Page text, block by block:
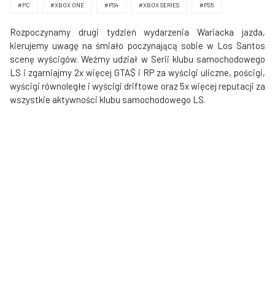
#PC #XBOX ONE #PS4 #XBOX SERIES #PS5
Rozpoczynamy drugi tydzień wydarzenia Wariacka jazda,
kierujemy uwagę na śmiało poczynającą sobie w Los Santos
scenę wyścigów. Weźmy udział w Serii klubu samochodowego
LS i zgarniajmy 2x więcej GTA$ i RP za wyścigi uliczne, pościgi,
wyścigi równoległe i wyścigi driftowe oraz 5x więcej reputacji za
wszystkie aktywności klubu samochodowego LS.